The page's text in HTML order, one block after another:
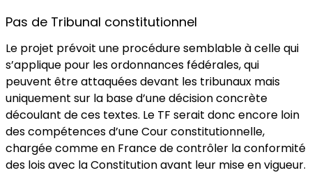
Pas de Tribunal constitutionnel
Le projet prévoit une procédure semblable à celle qui
s’applique pour les ordonnances fédérales, qui
peuvent être attaquées devant les tribunaux mais
uniquement sur la base d’une décision concrète
découlant de ces textes. Le TF serait donc encore loin
des compétences d’une Cour constitutionnelle,
chargée comme en France de contrôler la conformité
des lois avec la Constitution avant leur mise en vigueur.